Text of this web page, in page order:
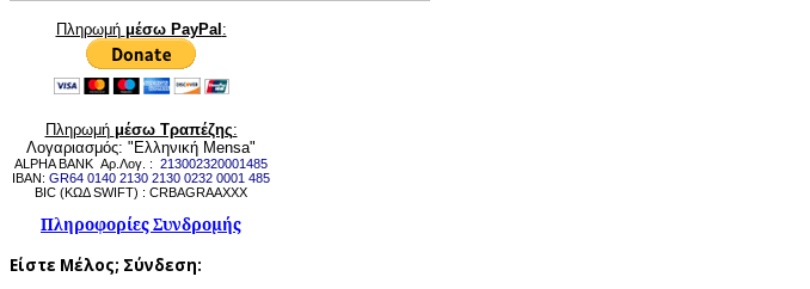
Πληρωμή μέσω PayPal:
Πληρωμή μέσω Τραπέζης:
Λογαριασμός: "Ελληνική Mensa"
ALPHA BANK Αρ.Λογ. : 213002320001485
IBAN: GR64 0140 2130 2130 0232 0001 485
BIC (ΚΩΔ SWIFT) : CRBAGRAAXXX
Πληροφορίες Συνδρομής
Είστε Μέλος; Σύνδεση: